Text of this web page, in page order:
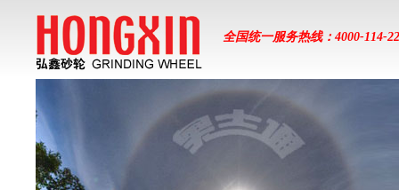
全国统一服务热线：4000-114-